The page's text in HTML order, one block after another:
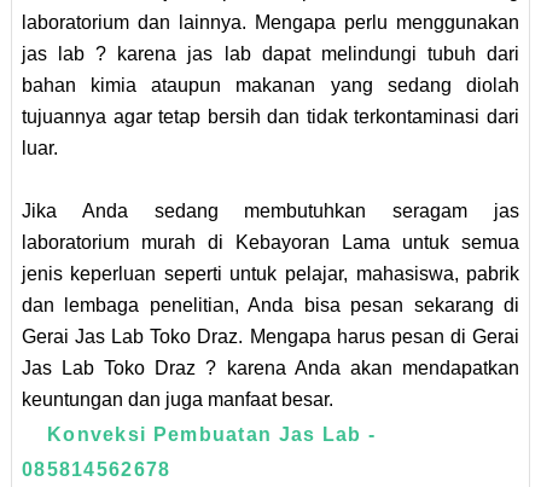
laboratorium dan lainnya. Mengapa perlu menggunakan
jas lab ? karena jas lab dapat melindungi tubuh dari
bahan kimia ataupun makanan yang sedang diolah
tujuannya agar tetap bersih dan tidak terkontaminasi dari
luar.
Jika Anda sedang membutuhkan seragam jas
laboratorium murah di Kebayoran Lama untuk semua
jenis keperluan seperti untuk pelajar, mahasiswa, pabrik
dan lembaga penelitian, Anda bisa pesan sekarang di
Gerai Jas Lab Toko Draz. Mengapa harus pesan di Gerai
Jas Lab Toko Draz ? karena Anda akan mendapatkan
keuntungan dan juga manfaat besar.
Konveksi Pembuatan Jas Lab -
085814562678